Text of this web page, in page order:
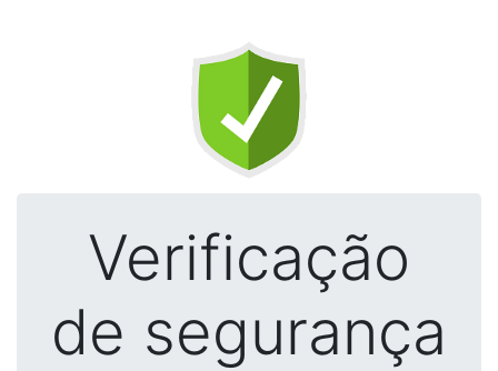
Verificação
de segurança